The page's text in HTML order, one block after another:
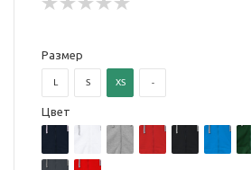
Размер
L S XS -
Цвет